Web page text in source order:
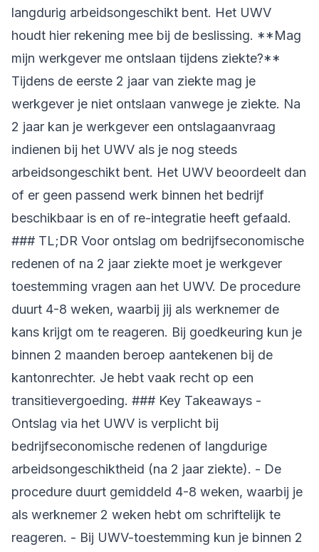
langdurig arbeidsongeschikt bent. Het UWV
houdt hier rekening mee bij de beslissing. **Mag
mijn werkgever me ontslaan tijdens ziekte?**
Tijdens de eerste 2 jaar van ziekte mag je
werkgever je niet ontslaan vanwege je ziekte. Na
2 jaar kan je werkgever een ontslagaanvraag
indienen bij het UWV als je nog steeds
arbeidsongeschikt bent. Het UWV beoordeelt dan
of er geen passend werk binnen het bedrijf
beschikbaar is en of re-integratie heeft gefaald.
### TL;DR Voor ontslag om bedrijfseconomische
redenen of na 2 jaar ziekte moet je werkgever
toestemming vragen aan het UWV. De procedure
duurt 4-8 weken, waarbij jij als werknemer de
kans krijgt om te reageren. Bij goedkeuring kun je
binnen 2 maanden beroep aantekenen bij de
kantonrechter. Je hebt vaak recht op een
transitievergoeding. ### Key Takeaways -
Ontslag via het UWV is verplicht bij
bedrijfseconomische redenen of langdurige
arbeidsongeschiktheid (na 2 jaar ziekte). - De
procedure duurt gemiddeld 4-8 weken, waarbij je
als werknemer 2 weken hebt om schriftelijk te
reageren. - Bij UWV-toestemming kun je binnen 2